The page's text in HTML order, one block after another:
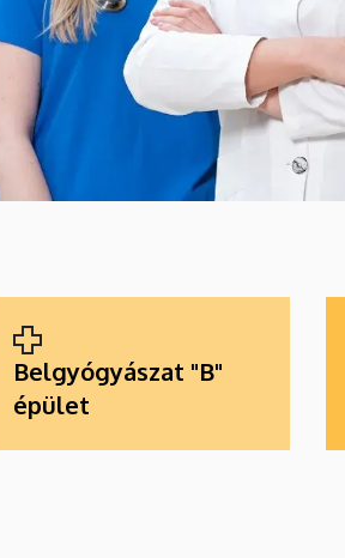
Belgyógyászat "B"
épület